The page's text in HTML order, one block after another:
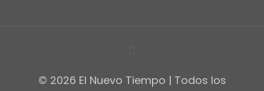
© 2026 El Nuevo Tiempo | Todos los